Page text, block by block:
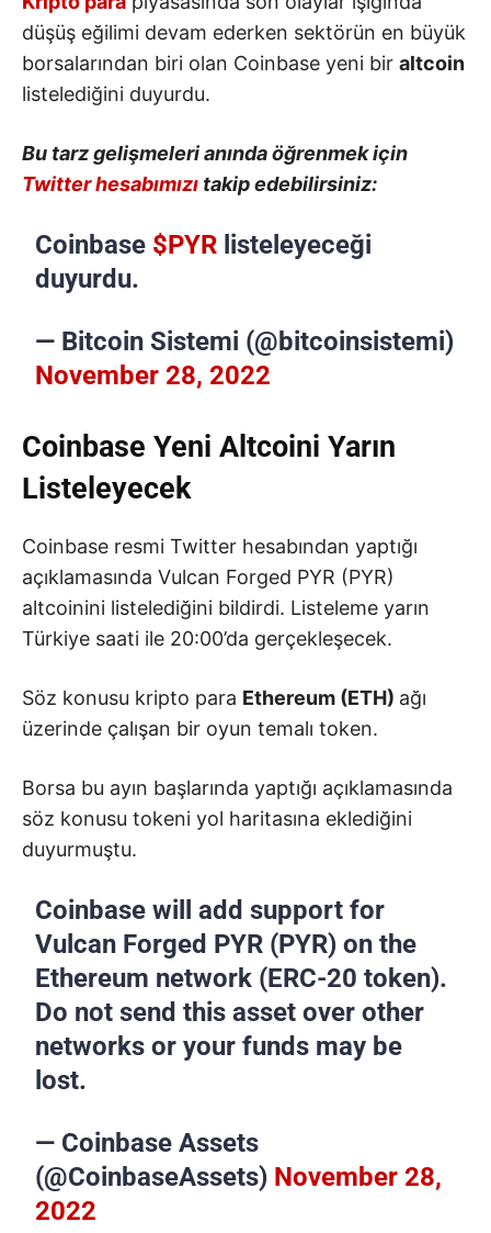
düşüş eğilimi devam ederken sektörün en büyük
borsalarından biri olan Coinbase yeni bir altcoin
listelediğini duyurdu.
Bu tarz gelişmeleri anında öğrenmek için
Twitter hesabımızı takip edebilirsiniz:
Coinbase $PYR listeleyeceği
duyurdu.
— Bitcoin Sistemi (@bitcoinsistemi)
November 28, 2022
Coinbase Yeni Altcoini Yarın
Listeleyecek
Coinbase resmi Twitter hesabından yaptığı
açıklamasında Vulcan Forged PYR (PYR)
altcoinini listelediğini bildirdi. Listeleme yarın
Türkiye saati ile 20:00’da gerçekleşecek.
Söz konusu kripto para Ethereum (ETH) ağı
üzerinde çalışan bir oyun temalı token.
Borsa bu ayın başlarında yaptığı açıklamasında
söz konusu tokeni yol haritasına eklediğini
duyurmuştu.
Coinbase will add support for
Vulcan Forged PYR (PYR) on the
Ethereum network (ERC-20 token).
Do not send this asset over other
networks or your funds may be
lost.
— Coinbase Assets
(@CoinbaseAssets) November 28,
2022